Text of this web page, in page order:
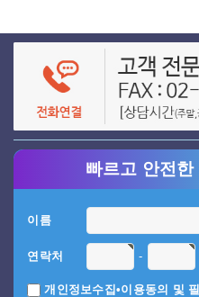
빠르고 안전
이름
연락처 -
개인정보수집•이용동의 및